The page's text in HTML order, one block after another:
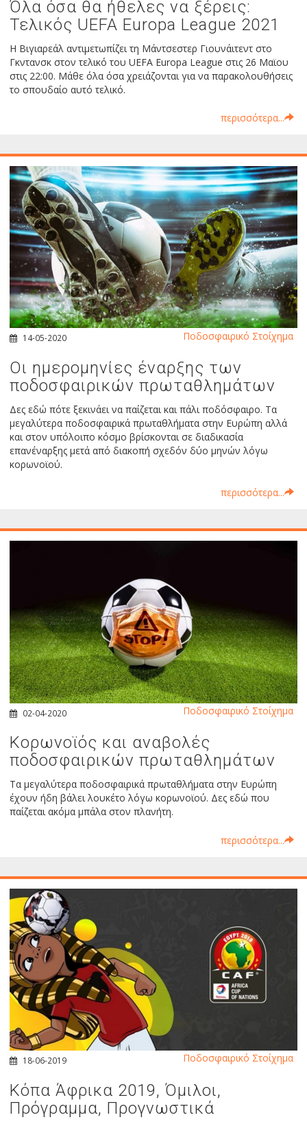
Όλα όσα θα ήθελες να ξέρεις:
Τελικός UEFA Europa League 2021
Η Βιγιαρεάλ αντιμετωπίζει τη Μάντσεστερ Γιουνάιτεντ στο
Γκντανσκ στον τελικό του UEFA Europa League στις 26 Μαϊου
στις 22:00. Μάθε όλα όσα χρειάζονται για να παρακολουθήσεις
το σπουδαίο αυτό τελικό.
περισσότερα...
14-05-2020
Οι ημερομηνίες έναρξης των
ποδοσφαιρικών πρωταθλημάτων
Δες εδώ πότε ξεκινάει να παίζεται και πάλι ποδόσφαιρο. Τα
μεγαλύτερα ποδοσφαιρικά πρωταθλήματα στην Ευρώπη αλλά
και στον υπόλοιπο κόσμο βρίσκονται σε διαδικασία
επανέναρξης μετά από διακοπή σχεδόν δύο μηνών λόγω
κορωνοϊού.
περισσότερα...
Ποδοσφαιρικό Στοίχημα
02-04-2020
Κορωνοϊός και αναβολές
ποδοσφαιρικών πρωταθλημάτων
Τα μεγαλύτερα ποδοσφαιρικά πρωταθλήματα στην Ευρώπη
έχουν ήδη βάλει λουκέτο λόγω κορωνοϊού. Δες εδώ που
παίζεται ακόμα μπάλα στον πλανήτη.
περισσότερα...
Ποδοσφαιρικό Στοίχημα
18-06-2019
Κόπα Άφρικα 2019, Όμιλοι,
Πρόγραμμα, Προγνωστικά
Ποδοσφαιρικό Στοίχημα